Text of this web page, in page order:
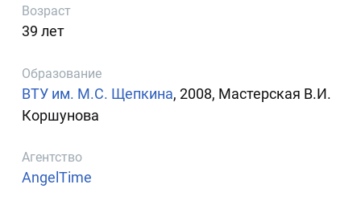
Возраст
39 лет
Образование
ВТУ им. М.С. Щепкина, 2008, Мастерская В.И.
Коршунова
Агентство
AngelTime